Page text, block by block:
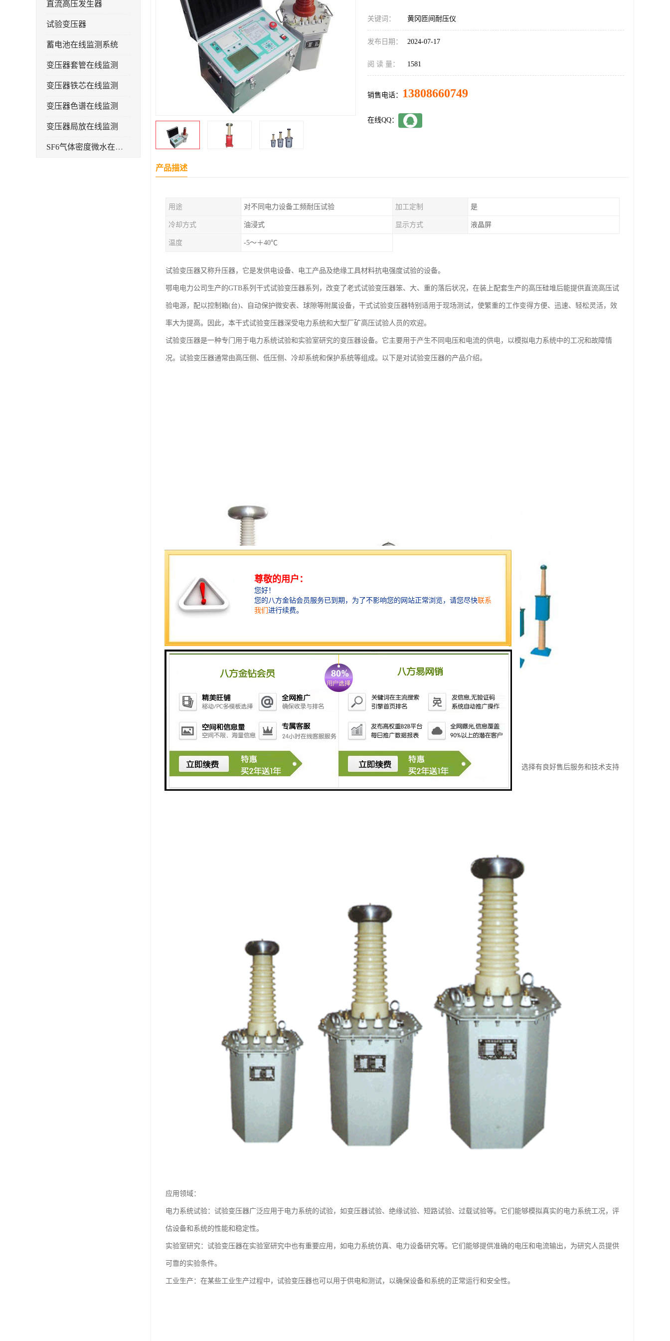
直流高压发生器
试验变压器
蓄电池在线监测系统
变压器套管在线监测
变压器铁芯在线监测
变压器色谱在线监测
变压器局放在线监测
SF6气体密度微水在线监测系统
关键词： 黄冈匝间耐压仪
发布日期： 2024-07-17
阅 读 量： 1581
销售电话： 13808660749
在线QQ：
产品描述
用途 对不同电力设备工频耐压试验 加工定制 是
冷却方式 油浸式 显示方式 液晶屏
温度 -5～＋40℃
试验变压器又称升压器，它是发供电设备、电工产品及绝缘工具材料抗电强度试验的设备。
鄂电电力公司生产的GTB系列干式试验变压器系列，改变了老式试验变压器笨、大、重的落后状况，在装上配套生产的高压硅堆后能提供直流高压试
验电源，配以控制箱(台)、自动保护微安表、球隙等附属设备，干式试验变压器特别适用于现场测试，使繁重的工作变得方便、迅速、轻松灵活，效
率大为提高。因此，本干式试验变压器深受电力系统和大型厂矿高压试验人员的欢迎。
试验变压器是一种专门用于电力系统试验和实验室研究的变压器设备。它主要用于产生不同电压和电流的供电，以模拟电力系统中的工况和故障情
况。试验变压器通常由高压侧、低压侧、冷却系统和保护系统等组成。以下是对试验变压器的产品介绍。
售后服务：了解供应商的售后服务和技术支持情况。试验变压器是一种复杂的设备，可能需要技术支持和维修服务。选择有良好售后服务和技术支持
应用领域：
电力系统试验：试验变压器广泛应用于电力系统的试验，如变压器试验、绝缘试验、短路试验、过载试验等。它们能够模拟真实的电力系统工况，评
估设备和系统的性能和稳定性。
实验室研究：试验变压器在实验室研究中也有重要应用，如电力系统仿真、电力设备研究等。它们能够提供准确的电压和电流输出，为研究人员提供
可靠的实验条件。
工业生产：在某些工业生产过程中，试验变压器也可以用于供电和测试，以确保设备和系统的正常运行和安全性。